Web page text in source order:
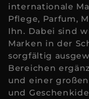
internationale
Pflege, Parfum,
Ihn. Dabei sind
Marken in der
sorgfältig
Bereichen
und einer
und